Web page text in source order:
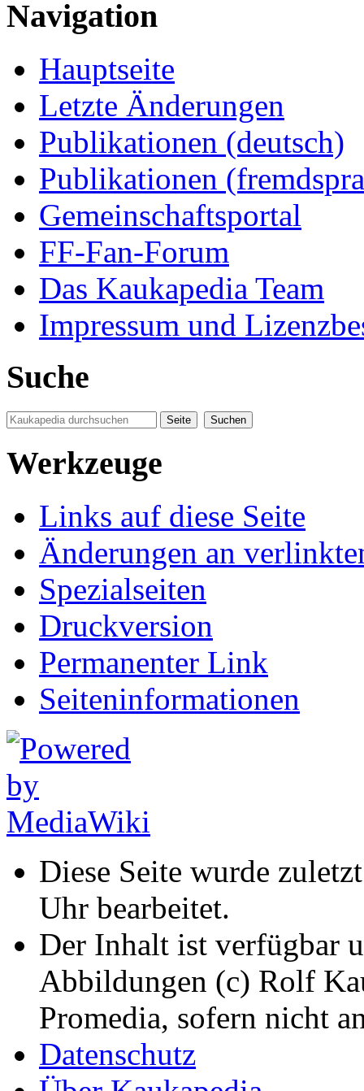
Navigation
Hauptseite
Letzte Änderungen
Publikationen (deutsch)
Publikationen
Gemeinschaftsportal
FF-Fan-Forum
Das Kaukapedia Team
Impressum und
Suche
Werkzeuge
Links auf diese Seite
Änderungen an
Spezialseiten
Druckversion
Permanenter Link
Seiten­informationen
Diese Seite wurde
Uhr bearbeitet.
Der Inhalt ist verfügbar
Abbildungen (c) Rolf
Promedia, sofern nicht
Datenschutz